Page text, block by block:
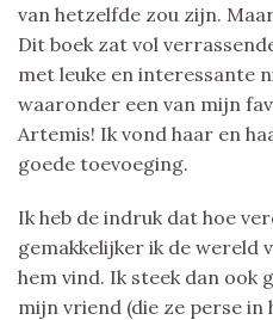
van hetzelfde zou zijn.
Dit boek zat vol
met leuke en interessante
waaronder een van mijn
Artemis! Ik vond haar en
goede toevoeging.
Ik heb de indruk dat hoe
gemakkelijker ik de wereld
hem vind. Ik steek dan
mijn vriend (die ze perse in